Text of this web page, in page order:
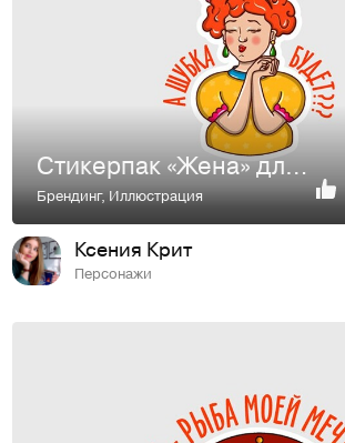
Стикерпак «Жена» для компании "Mail.ru Group"
Брендинг,Иллюстрация
Ксения Крит
Персонажи